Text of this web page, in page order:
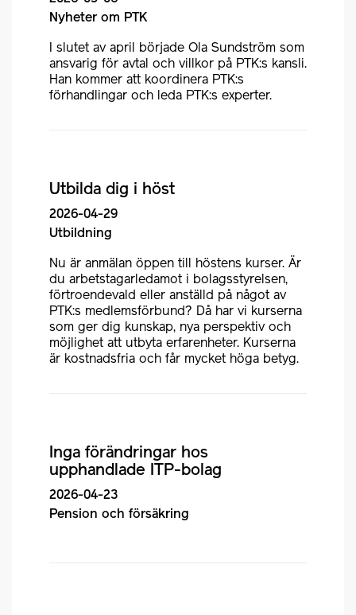
Nyheter om PTK
I slutet av april började Ola Sundström som
ansvarig för avtal och villkor på PTK:s kansli.
Han kommer att koordinera PTK:s
förhandlingar och leda PTK:s experter.
Utbilda dig i höst
2026-04-29
Utbildning
Nu är anmälan öppen till höstens kurser. Är
du arbetstagarledamot i bolagsstyrelsen,
förtroendevald eller anställd på något av
PTK:s medlemsförbund? Då har vi kurserna
som ger dig kunskap, nya perspektiv och
möjlighet att utbyta erfarenheter. Kurserna
är kostnadsfria och får mycket höga betyg.
Inga förändringar hos
upphandlade ITP-bolag
2026-04-23
Pension och försäkring